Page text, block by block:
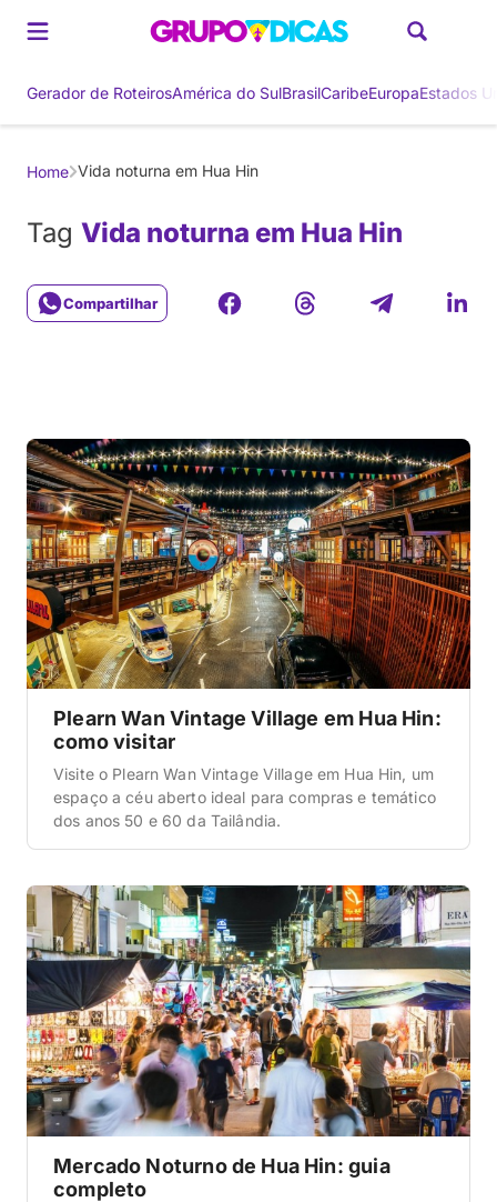
Gerador de RoteirosAmérica do SulBrasilCaribeEuropaEstados
Home Vida noturna em Hua Hin
Tag Vida noturna em Hua Hin
Compartilhar
Plearn Wan Vintage Village em Hua Hin:
como visitar
Visite o Plearn Wan Vintage Village em Hua Hin, um
espaço a céu aberto ideal para compras e temático
dos anos 50 e 60 da Tailândia.
Mercado Noturno de Hua Hin: guia
completo